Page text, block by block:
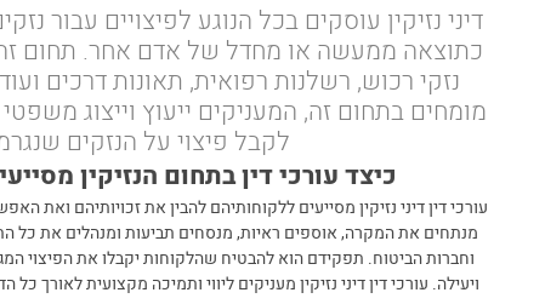
דיני נזיקין עוסקים בכל הנוגע לפיצויים עבור
כתוצאה ממעשה או מחדל של אדם אחר. תחום זה
נזקי רכוש, רשלנות רפואית, תאונות דרכים ועוד.
מומחים בתחום זה, המעניקים ייעוץ וייצוג
לקבל פיצוי על הנזקים
כיצד עורכי דין בתחום הנזיקין
עורכי דין דיני נזיקין מסייעים ללקוחותיהם להבין את זכויותיהם ואת
מנתחים את המקרה, אוספים ראיות, מנסחים תביעות ומנהלים את כל
וחברות הביטוח. תפקידם הוא להבטיח שהלקוחות יקבלו את הפיצוי
ויעילה. עורכי דין דיני נזיקין מעניקים ליווי ותמיכה מקצועית לאורך